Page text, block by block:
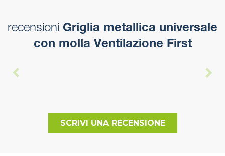
recensioni Griglia metallica universale
con molla Ventilazione First
SCRIVI UNA RECENSIONE